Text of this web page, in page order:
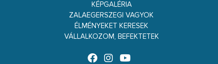
KÉPGALÉRIA
ZALAEGERSZEGI VAGYOK
ÉLMÉNYEKET KERESEK
VÁLLALKOZOM, BEFEKTETEK